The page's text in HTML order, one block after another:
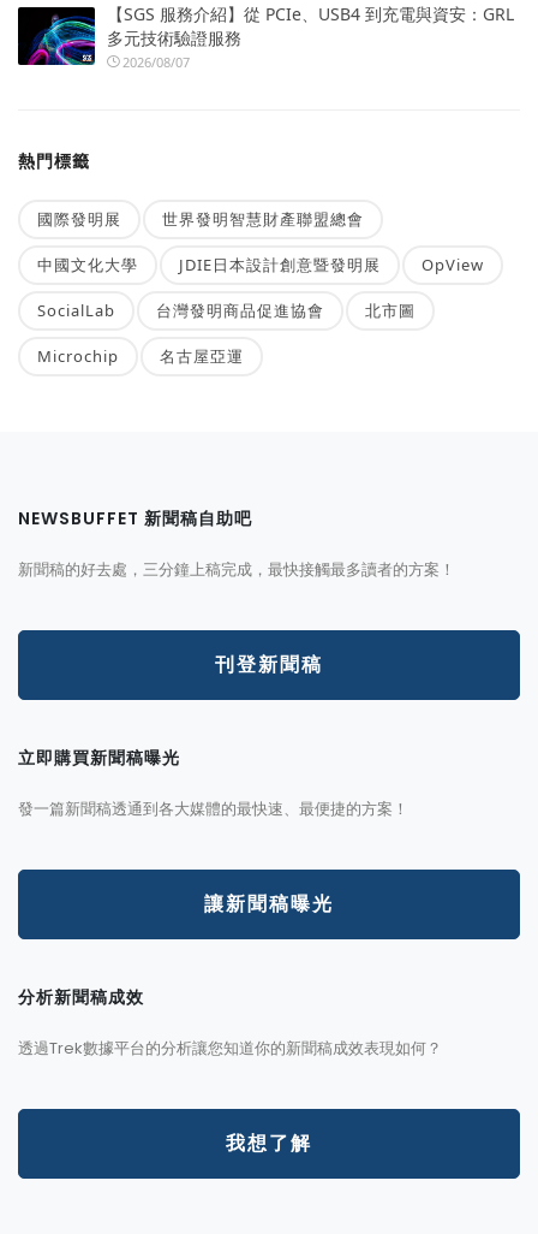
【SGS 服務介紹】從 PCIe、USB4 到充電與資安：GRL
多元技術驗證服務
2026/08/07
熱門標籤
國際發明展 世界發明智慧財產聯盟總會
中國文化大學 JDIE日本設計創意暨發明展 OpView
SocialLab 台灣發明商品促進協會 北市圖
Microchip 名古屋亞運
NEWSBUFFET 新聞稿自助吧
新聞稿的好去處，三分鐘上稿完成，最快接觸最多讀者的方案！
刊登新聞稿
立即購買新聞稿曝光
發一篇新聞稿透通到各大媒體的最快速、最便捷的方案！
讓新聞稿曝光
分析新聞稿成效
透過Trek數據平台的分析讓您知道你的新聞稿成效表現如何？
我想了解